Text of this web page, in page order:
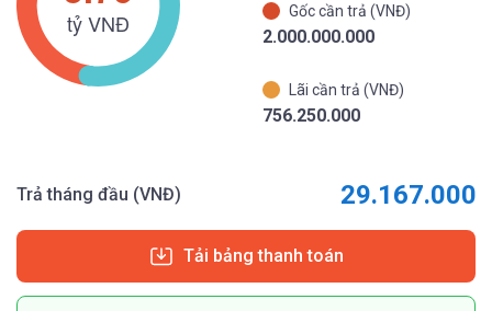
Gốc cần trả (VNĐ)
2.000.000.000
Lãi cần trả (VNĐ)
756.250.000
Trả tháng đầu (VNĐ) 29.167.000
Tải bảng thanh toán